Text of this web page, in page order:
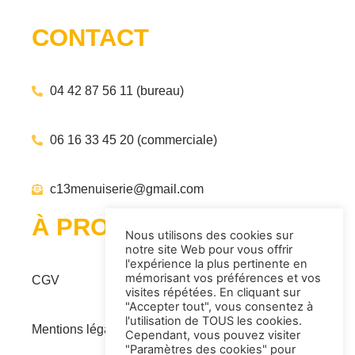
CONTACT
04 42 87 56 11 (bureau)
06 16 33 45 20 (commerciale)
c13menuiserie@gmail.com
À PROPOS
CGV
Mentions légales
Nous utilisons des cookies sur
notre site Web pour vous offrir
l'expérience la plus pertinente en
mémorisant vos préférences et vos
visites répétées. En cliquant sur
"Accepter tout", vous consentez à
l'utilisation de TOUS les cookies.
Cependant, vous pouvez visiter
"Paramètres des cookies" pour